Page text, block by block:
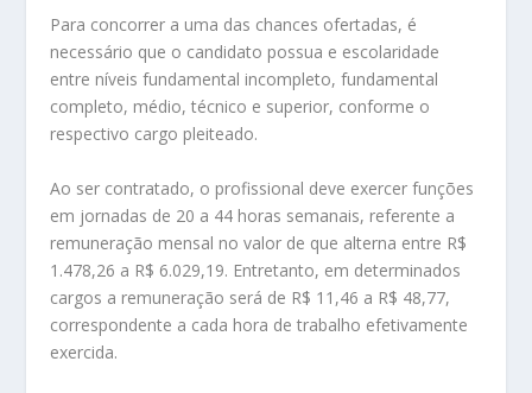
Para concorrer a uma das chances ofertadas, é
necessário que o candidato possua e escolaridade
entre níveis fundamental incompleto, fundamental
completo, médio, técnico e superior, conforme o
respectivo cargo pleiteado.
Ao ser contratado, o profissional deve exercer funções
em jornadas de 20 a 44 horas semanais, referente a
remuneração mensal no valor de que alterna entre R$
1.478,26 a R$ 6.029,19. Entretanto, em determinados
cargos a remuneração será de R$ 11,46 a R$ 48,77,
correspondente a cada hora de trabalho efetivamente
exercida.